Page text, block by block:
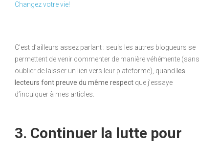
Changez votre vie!
C’est d’ailleurs assez parlant : seuls les autres blogueurs se
permettent de venir commenter de manière véhémente (sans
oublier de laisser un lien vers leur plateforme), quand les
lecteurs font preuve du même respect que j’essaye
d’inculquer à mes articles.
3. Continuer la lutte pour